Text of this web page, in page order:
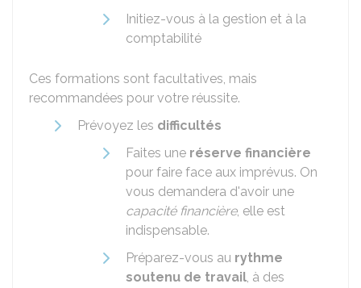
Initiez-vous à la gestion et à la
comptabilité
Ces formations sont facultatives, mais
recommandées pour votre réussite.
Prévoyez les difficultés
Faites une réserve financière
pour faire face aux imprévus. On
vous demandera d'avoir une
capacité financière, elle est
indispensable.
Préparez-vous au rythme
soutenu de travail, à des